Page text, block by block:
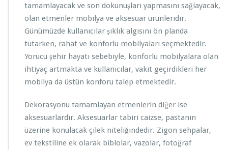
tamamlayacak ve son dokunuşları yapmasını sağlayacak,
olan etmenler mobilya ve aksesuar ürünleridir.
Günümüzde kullanıcılar şıklık algısını ön planda
tutarken, rahat ve konforlu mobilyaları seçmektedir.
Yorucu şehir hayatı sebebiyle, konforlu mobilyalara olan
ihtiyaç artmakta ve kullanıcılar, vakit geçirdikleri her
mobilya da üstün konforu talep etmektedir.
Dekorasyonu tamamlayan etmenlerin diğer ise
aksesuarlardır. Aksesuarlar tabiri caizse, pastanın
üzerine konulacak çilek niteliğindedir. Zigon sehpalar,
ev tekstiline ek olarak biblolar, vazolar, fotoğraf